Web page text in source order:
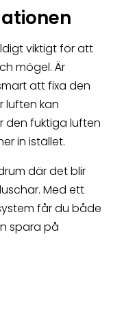
viktigt för att
mögel. Är
att fixa den
luften kan
den fuktiga luften
in istället.
där det blir
Med ett
får du både
spara på